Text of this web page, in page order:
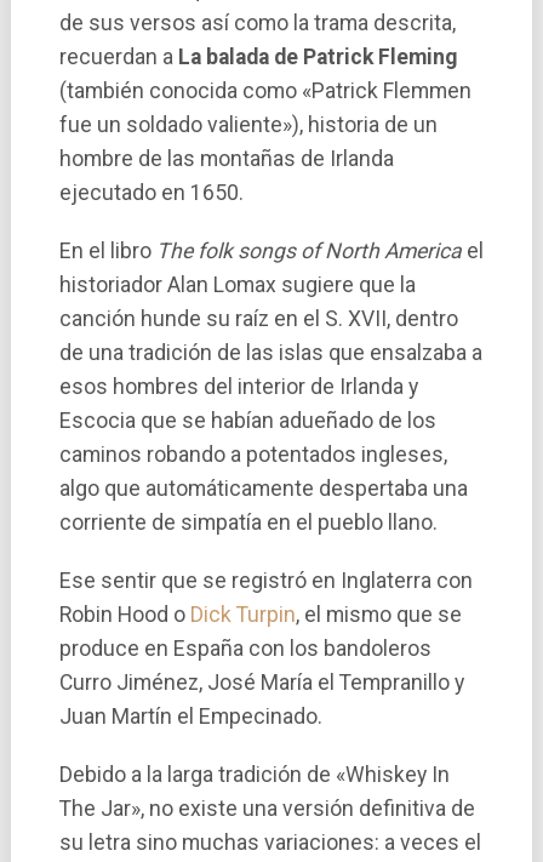
de sus versos así­ como la trama descrita,
recuerdan a La balada de Patrick Fleming
(también conocida como «Patrick Flemmen
fue un soldado valiente»), historia de un
hombre de las montañas de Irlanda
ejecutado en 1650.
En el libro The folk songs of North Americael
historiador Alan Lomax sugiere que la
canción hunde su raí­z en el S. XVII, dentro
de una tradición de las islas que ensalzaba a
esos hombres del interior de Irlanda y
Escocia que se habían adueñado de los
caminos robando a potentados ingleses,
algo que automáticamente despertaba una
corriente de simpatí­a en el pueblo llano.
Ese sentir que se registró en Inglaterra con
Robin Hood o Dick Turpin, el mismo que se
produce en España con los bandoleros
Curro Jiménez, José Marí­a el Tempranillo y
Juan Martí­n el Empecinado.
Debido a la larga tradición de «Whiskey In
The Jar», no existe una versión definitiva de
su letra sino muchas variaciones: a veces el